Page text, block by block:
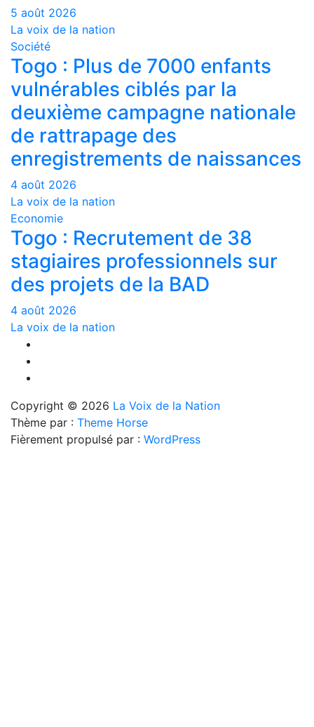
5 août 2026
La voix de la nation
Société
Togo : Plus de 7000 enfants
vulnérables ciblés par la
deuxième campagne nationale
de rattrapage des
enregistrements de naissances
4 août 2026
La voix de la nation
Economie
Togo : Recrutement de 38
stagiaires professionnels sur
des projets de la BAD
4 août 2026
La voix de la nation
Copyright © 2026 La Voix de la Nation
Thème par : Theme Horse
Fièrement propulsé par : WordPress